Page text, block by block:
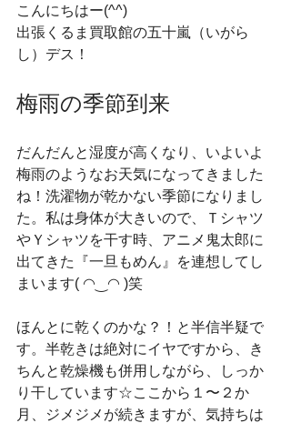
こんにちはー(^^)
出張くるま買取館の五十嵐（いがら
し）デス！
梅雨の季節到来
だんだんと湿度が高くなり、いよいよ
梅雨のようなお天気になってきました
ね！洗濯物が乾かない季節になりまし
た。私は身体が大きいので、Ｔシャツ
やＹシャツを干す時、アニメ鬼太郎に
出てきた『一旦もめん』を連想してし
まいます( ◠‿◠ )笑
ほんとに乾くのかな？！と半信半疑で
す。半乾きは絶対にイヤですから、き
ちんと乾燥機も併用しながら、しっか
り干しています☆ここから１〜２か
月、ジメジメが続きますが、気持ちは